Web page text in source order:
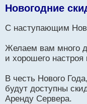
Новогодние
С наступающим
Желаем вам много
и хорошего
В честь Нового Года,
будут доступны
Аренду Сервера.